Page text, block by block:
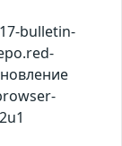
bulletin-